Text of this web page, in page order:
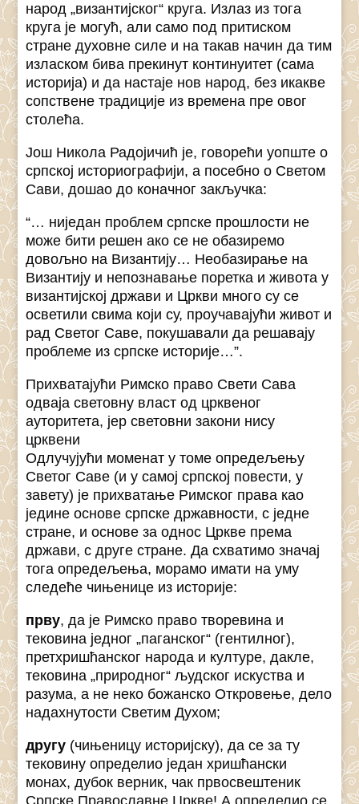
народ „византијског“ круга. Излаз из тога
круга је могућ, али само под притиском
стране духовне силе и на такав начин да тим
изласком бива прекинут континуитет (сама
историја) и да настаје нов народ, без икакве
сопствене традиције из времена пре овог
столећа.
Још Никола Радојичић је, говорећи уопште о
српској историографији, а посебно о Светом
Сави, дошао до коначног закључка:
“… ниједан проблем српске прошлости не
може бити решен ако се не обазиремо
довољно на Византију… Необазирање на
Византију и непознавање поретка и живота у
византијској држави и Цркви много су се
осветили свима који су, проучавајући живот и
рад Светог Саве, покушавали да решавају
проблеме из српске историје…”.
Прихватајући Римско право Свети Сава
одваја световну власт од црквеног
ауторитета, јер световни закони нису
црквени
Одлучујући моменат у томе опредељењу
Светог Саве (и у самој српској повести, у
завету) је прихватање Римског права као
једине основе српске државности, с једне
стране, и основе за однос Цркве према
држави, с друге стране. Да схватимо значај
тога опредељења, морамо имати на уму
следеће чињенице из историје:
прву, да је Римско право творевина и
тековина једног „паганског“ (гентилног),
претхришћанског народа и културе, дакле,
тековина „природног“ људског искуства и
разума, а не неко божанско Откровење, дело
надахнутости Светим Духом;
другу (чињеницу историјску), да се за ту
тековину определио један хришћански
монах, дубок верник, чак првосвештеник